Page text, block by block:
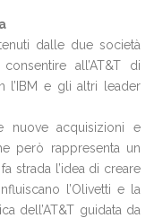
dalle due società
all’AT&T di
l’IBM e gli altri leader
nuove acquisizioni e
però rappresenta un
strada l’idea di creare
l’Olivetti e la
dell’AT&T guidata da